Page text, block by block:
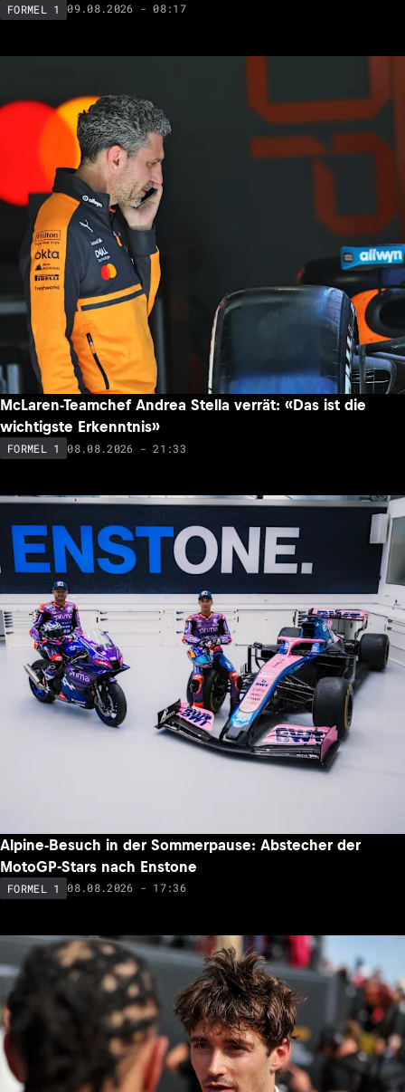
FORMEL 1 09.08.2026 - 08:17
McLaren-Teamchef Andrea Stella verrät: «Das ist die
wichtigste Erkenntnis»
FORMEL 1 08.08.2026 - 21:33
Alpine-Besuch in der Sommerpause: Abstecher der
MotoGP-Stars nach Enstone
FORMEL 1 08.08.2026 - 17:36